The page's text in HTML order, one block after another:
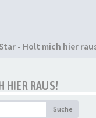
- Holt mich hier
HIER RAUS!
Suche